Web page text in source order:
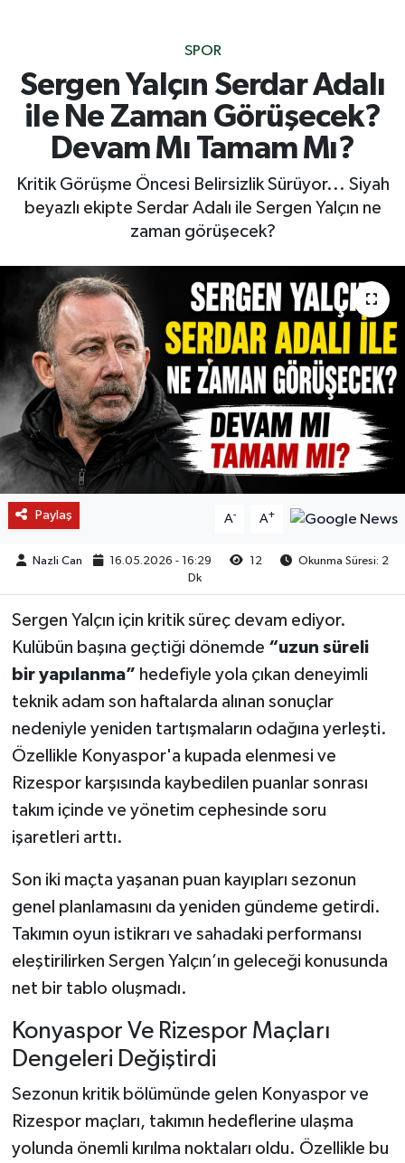
SPOR
Sergen Yalçın Serdar Adalı
ile Ne Zaman Görüşecek?
Devam Mı Tamam Mı?
Kritik Görüşme Öncesi Belirsizlik Sürüyor... Siyah
beyazlı ekipte Serdar Adalı ile Sergen Yalçın ne
zaman görüşecek?
Paylaş A- A+
Nazli Can 16.05.2026 - 16:29 12
Okunma Süresi: 2
Dk
Sergen Yalçın için kritik süreç devam ediyor.
Kulübün başına geçtiği dönemde “uzun süreli
bir yapılanma” hedefiyle yola çıkan deneyimli
teknik adam son haftalarda alınan sonuçlar
nedeniyle yeniden tartışmaların odağına yerleşti.
Özellikle Konyaspor'a kupada elenmesi ve
Rizespor karşısında kaybedilen puanlar sonrası
takım içinde ve yönetim cephesinde soru
işaretleri arttı.
Son iki maçta yaşanan puan kayıpları sezonun
genel planlamasını da yeniden gündeme getirdi.
Takımın oyun istikrarı ve sahadaki performansı
eleştirilirken Sergen Yalçın’ın geleceği konusunda
net bir tablo oluşmadı.
Konyaspor Ve Rizespor Maçları
Dengeleri Değiştirdi
Sezonun kritik bölümünde gelen Konyaspor ve
Rizespor maçları, takımın hedeflerine ulaşma
yolunda önemli kırılma noktaları oldu. Özellikle bu